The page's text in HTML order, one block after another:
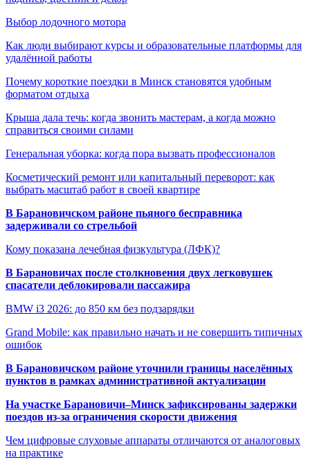
Выбор лодочного мотора
Как люди выбирают курсы и образовательные платформы для
удалённой работы
Почему короткие поездки в Минск становятся удобным
форматом отдыха
Крыша дала течь: когда звонить мастерам, а когда можно
справиться своими силами
Генеральная уборка: когда пора вызвать профессионалов
Косметический ремонт или капитальный переворот: как
выбрать масштаб работ в своей квартире
В Барановичском районе пьяного бесправника
задерживали со стрельбой
Кому показана лечебная физкультура (ЛФК)?
В Барановичах после столкновения двух легковушек
спасатели деблокировали пассажира
BMW i3 2026: до 850 км без подзарядки
Grand Mobile: как правильно начать и не совершить типичных
ошибок
В Барановичском районе уточнили границы населённых
пунктов в рамках административной актуализации
На участке Барановичи–Минск зафиксированы задержки
поездов из-за ограничения скорости движения
Чем цифровые слуховые аппараты отличаются от аналоговых
на практике